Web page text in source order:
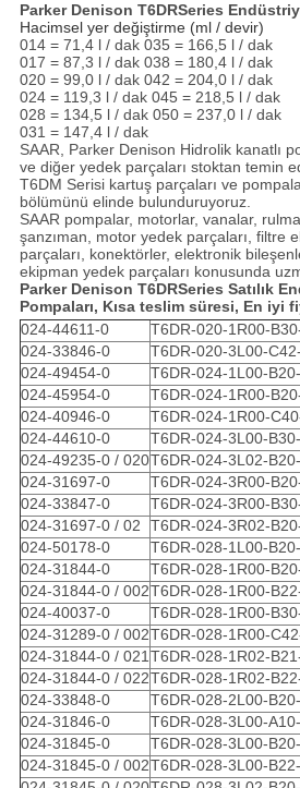
Parker Denison T6DRSeries
Hacimsel yer değiştirme (ml / devir)
014 = 71,4 l / dak 035 = 166,5 l / dak
017 = 87,3 l / dak 038 = 180,4 l / dak
020 = 99,0 l / dak 042 = 204,0 l / dak
024 = 119,3 l / dak 045 = 218,5 l / dak
028 = 134,5 l / dak 050 = 237,0 l / dak
031 = 147,4 l / dak
SAAR, Parker Denison Hidrolik kanatlı
ve diğer yedek parçaları stoktan temin
T6DM Serisi kartuş parçaları ve
bölümünü elinde bulunduruyoruz.
SAAR pompalar, motorlar, vanalar,
şanzıman, motor yedek parçaları, filtre
parçaları, konektörler, elektronik
ekipman yedek parçaları konusunda
Parker Denison T6DRSeries Satılık
Pompaları, Kısa teslim süresi, En iyi
024-44611-0
T6DR-020-1R00-
024-33846-0
T6DR-020-3L00-
024-49454-0
T6DR-024-1L00-
024-45954-0
T6DR-024-1R00-
024-40946-0
T6DR-024-1R00-
024-44610-0
T6DR-024-3L00-
024-49235-0 / 020T6DR-024-3L02-
024-31697-0
T6DR-024-3R00-
024-33847-0
T6DR-024-3R00-
024-31697-0 / 02
T6DR-024-3R02-
024-50178-0
T6DR-028-1L00-
024-31844-0
T6DR-028-1R00-
024-31844-0 / 002T6DR-028-1R00-
024-40037-0
T6DR-028-1R00-
024-31289-0 / 002T6DR-028-1R00-
024-31844-0 / 021T6DR-028-1R02-
024-31844-0 / 022T6DR-028-1R02-
024-33848-0
T6DR-028-2L00-
024-31846-0
T6DR-028-3L00-
024-31845-0
T6DR-028-3L00-
024-31845-0 / 002T6DR-028-3L00-